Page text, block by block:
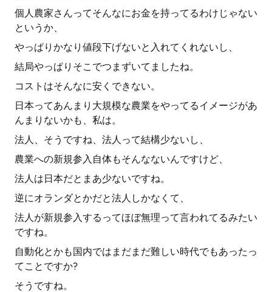
個人農家さんってそんなにお金を持ってるわけじゃない
というか、
やっぱりかなり値段下げないと入れてくれないし、
結局やっぱりそこでつまずいてましたね。
コストはそんなに安くできない。
日本ってあんまり大規模な農業をやってるイメージがあ
んまりないかも、私は。
法人、そうですね、法人って結構少ないし、
農業への新規参入自体もそんなないんですけど、
法人は日本だとまあ少ないですね。
逆にオランダとかだと法人しかなくて、
法人が新規参入するってほぼ無理って言われてるみたい
ですね。
自動化とかも国内ではまだまだ難しい時代でもあったっ
てことですか?
そうですね。